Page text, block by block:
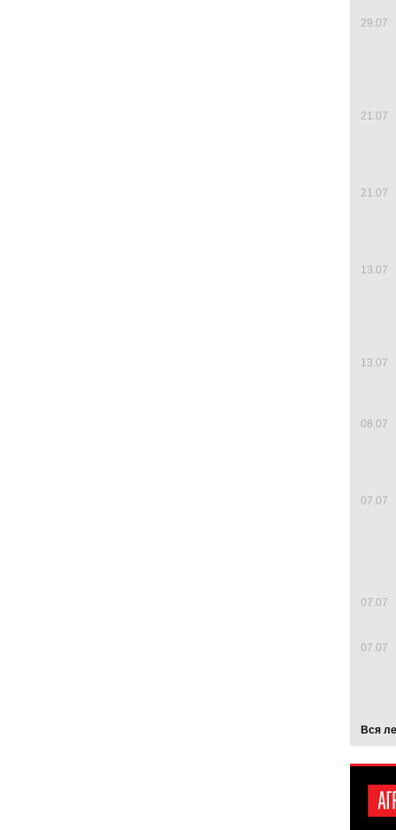
29.07
21.07
21.07
13.07
13.07
08.07
07.07
07.07
07.07
Вся